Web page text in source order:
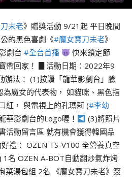
未老》贈獎活動 9/21起 平日晚間
的黑色喜劇《#魔女寶刀未老》
劇台#全台首播
快來鎖定節
帶回家！ ▊活動日期：2022年9
法： (1)按讚「龍華影劇台」臉
為魔女的代表物， 如貓咪、黑色指
紅， 與電視上的孔瑪莉 (#李幼
華影劇台的Logo喔！
(3)將照片
活動留言區 就有機會獲得韓國品
禮： OZEN TS-V100 全營養真空
名 OZEN A-BOT自動翻炒氣炸烤
菜湯包組 2名 《魔女寶刀未老》簽